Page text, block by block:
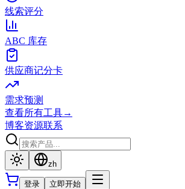
线索评分
ABC 库存
供应商记分卡
需求预测
查看所有工具→
博客资源联系
zh
登录 立即开始